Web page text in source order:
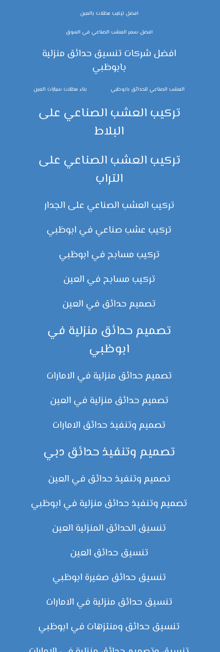
افضل تركيب مظلات بالعين
افضل سعر العشب الصناعي في السوق
افضل شركات تنسيق حدائق منزلية
بابوظبي
العشب الصناعي للحدائق بابوظبي بناء مظلات سيارات العين
تركيب العشب الصناعي على
البلاط
تركيب العشب الصناعي على
التراب
تركيب العشب الصناعي على الجدار
تركيب عشب صناعي في ابوظبي
تركيب مسابح في ابوظبي
تركيب مسابح في العين
تصميم حدائق في العين
تصميم حدائق منزلية في
ابوظبي
تصميم حدائق منزلية في الامارات
تصميم حدائق منزلية في العين
تصميم وتنفيذ حدائق الامارات
تصميم وتنفيذ حدائق دبي
تصميم وتنفيذ حدائق في العين
تصميم وتنفيذ حدائق منزلية في ابوظبي
تنسيق الحدائق المنزلية العين
تنسيق حدائق العين
تنسيق حدائق صغيرة ابوظبي
تنسيق حدائق منزلية في الامارات
تنسيق حدائق ومنتزهات في ابوظبي